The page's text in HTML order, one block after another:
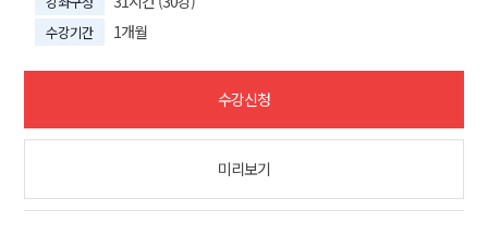
수강기간 1개월
수강신청
미리보기